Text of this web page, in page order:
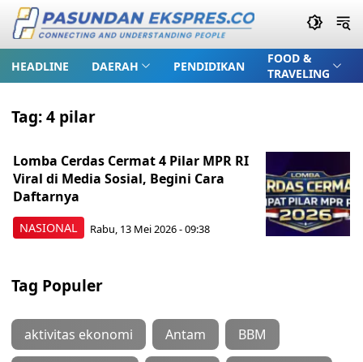
HEADLINE DAERAH PENDIDIKAN
FOOD &
TRAVELING
Tag:4 pilar
NASIONAL
Lomba Cerdas Cermat 4 Pilar MPR RI
Viral di Media Sosial, Begini Cara
Daftarnya
Rabu, 13 Mei 2026 - 09:38
Tag Populer
aktivitas ekonomi Antam BBM